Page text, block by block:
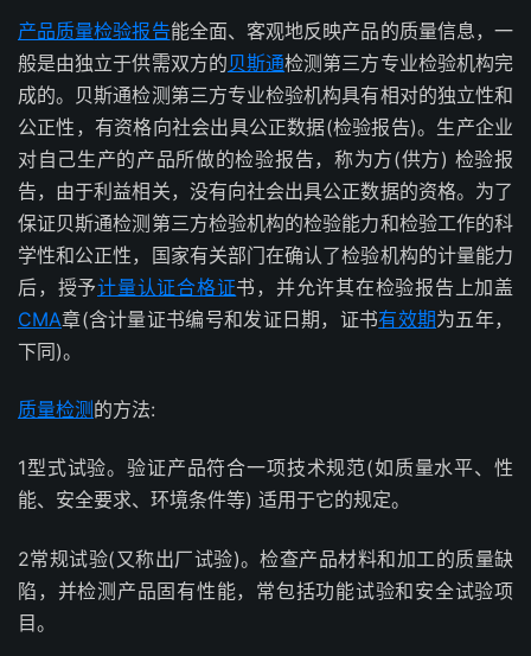
产品质量检验报告能全面、客观地反映产品的质量信息，一
般是由独立于供需双方的贝斯通检测第三方专业检验机构完
成的。贝斯通检测第三方专业检验机构具有相对的独立性和
公正性，有资格向社会出具公正数据(检验报告)。生产企业
对自己生产的产品所做的检验报告，称为方(供方) 检验报
告，由于利益相关，没有向社会出具公正数据的资格。为了
保证贝斯通检测第三方检验机构的检验能力和检验工作的科
学性和公正性，国家有关部门在确认了检验机构的计量能力
后，授予计量认证合格证书，并允许其在检验报告上加盖
CMA章(含计量证书编号和发证日期，证书有效期为五年，
下同)。
质量检测的方法:
1型式试验。验证产品符合一项技术规范(如质量水平、性
能、安全要求、环境条件等) 适用于它的规定。
2常规试验(又称出厂试验)。检查产品材料和加工的质量缺
陷，并检测产品固有性能，常包括功能试验和安全试验项
目。